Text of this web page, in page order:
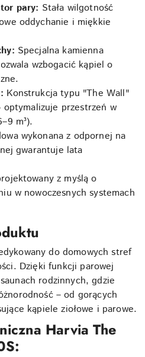
pary: Stała wilgotność
oddychanie i miękkie
Specjalna kamienna
wzbogacić kąpiel o
Konstrukcja typu "The Wall"
optymalizuje przestrzeń w
m³).
wykonana z odpornej na
gwarantuje lata
z myślą o
w nowoczesnych systemach
do domowych stref
Dzięki funkcji parowej
rodzinnych, gdzie
– od gorących
kąpiele ziołowe i parowe.
Harvia The